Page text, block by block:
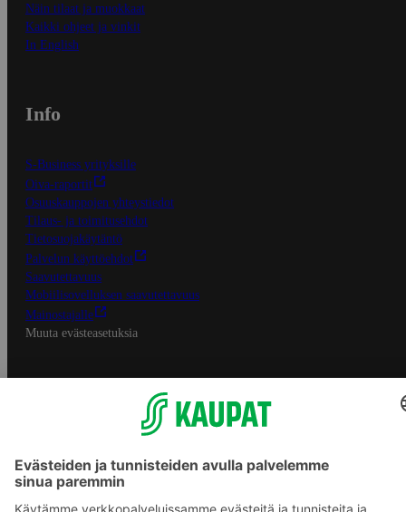
Näin tilaat ja muokkaat
Kaikki ohjeet ja vinkit
In English
Info
S-Business yrityksille
Oiva-raportit
Osuuskauppojen yhteystiedot
Tilaus- ja toimitusehdot
Tietosuojakäytäntö
Palvelun käyttöehdot
Saavutettavuus
Mobiilisovelluksen saavutettavuus
Mainostajalle
Muuta evästeasetuksia
S-ryhmän palvelut
Asiakasomistajuus